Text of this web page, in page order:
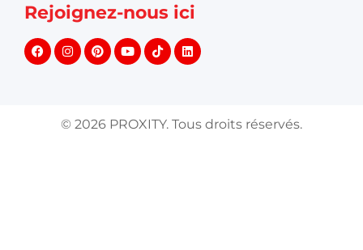
Rejoignez-nous ici
© 2026 PROXITY. Tous droits réservés.